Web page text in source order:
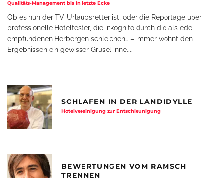
Qualitäts-Management bis in letzte Ecke
Ob es nun der TV-Urlaubsretter ist, oder die Reportage über
professionelle Hoteltester, die inkognito durch die als edel
empfundenen Herbergen schleichen… – immer wohnt den
Ergebnissen ein gewisser Grusel inne....
SCHLAFEN IN DER LANDIDYLLE
Hotelvereinigung zur Entschleunigung
BEWERTUNGEN VOM RAMSCH
TRENNEN